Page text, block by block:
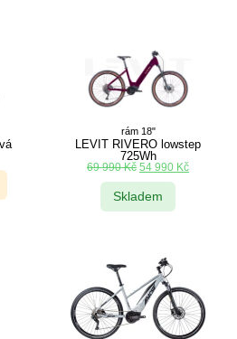
rám 18"
LEVIT RIVERO lowstep
725Wh
69 990Kč 54 990 Kč
Skladem